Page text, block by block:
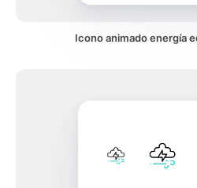
Icono animado energía